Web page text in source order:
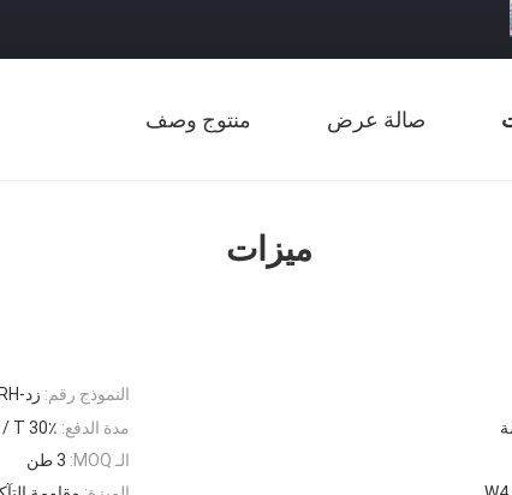
صالة عرض منتوج وصف
ميزات
النموذج رقم: زد-HRH
مدة الدفع: 30٪ T / T مقدما + 70٪ توازن
الـ MOQ:
3 طن